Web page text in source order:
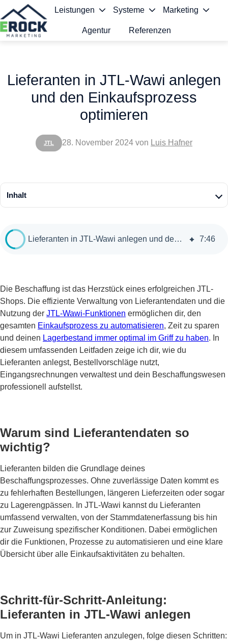
Leistungen Systeme Marketing
Agentur Referenzen
JTL
Lieferanten in JTL-Wawi anlegen
und den Einkaufsprozess
optimieren
28. November 2024 von Luis Hafner
Inhalt
Lieferanten in JTL-Wawi anlegen und den Einkaufsprozess optimieren 7:46
Die Beschaffung ist das Herzstück eines erfolgreichen JTL-
Shops. Die effiziente Verwaltung von Lieferantendaten und die
Nutzung der JTL-Wawi-Funktionen ermöglichen dir, den
gesamten Einkaufsprozess zu automatisieren, Zeit zu sparen
und deinen Lagerbestand immer optimal im Griff zu haben. In
diesem umfassenden Leitfaden zeige ich dir, wie du
Lieferanten anlegst, Bestellvorschläge nutzt,
Eingangsrechnungen verwaltest und dein Beschaffungswesen
professionell aufstellst.
Warum sind Lieferantendaten so
wichtig?
Lieferanten bilden die Grundlage deines
Beschaffungsprozesses. Ohne zuverlässige Daten kommt es
zu fehlerhaften Bestellungen, längeren Lieferzeiten oder sogar
zu Lagerengpässen. In JTL-Wawi kannst du Lieferanten
umfassend verwalten, von der Stammdatenerfassung bis hin
zur Zuweisung spezifischer Konditionen. Dabei ermöglichen
dir die Funktionen, Prozesse zu automatisieren und eine klare
Übersicht über alle Einkaufsaktivitäten zu behalten.
Schritt-für-Schritt-Anleitung:
Lieferanten in JTL-Wawi anlegen
Um in JTL-Wawi Lieferanten anzulegen, folge diesen Schritten: